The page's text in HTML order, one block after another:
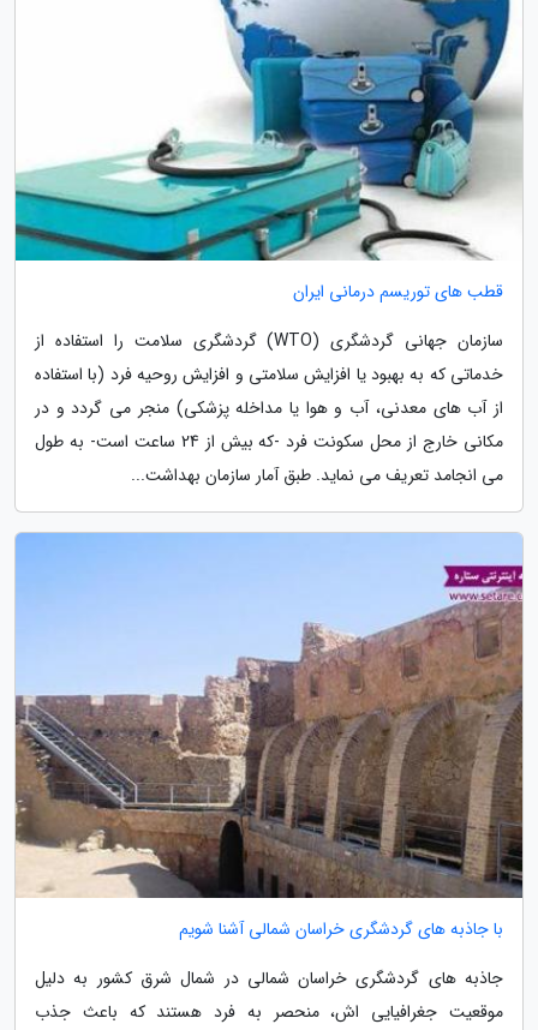
قطب های توریسم درمانی ایران
سازمان جهانی گردشگری (WTO) گردشگری سلامت را استفاده از
خدماتی که به بهبود یا افزایش سلامتی و افزایش روحیه فرد (با استفاده
از آب های معدنی، آب و هوا یا مداخله پزشکی) منجر می گردد و در
مکانی خارج از محل سکونت فرد -که بیش از 24 ساعت است- به طول
می انجامد تعریف می نماید. طبق آمار سازمان بهداشت...
با جاذبه های گردشگری خراسان شمالی آشنا شویم
جاذبه های گردشگری خراسان شمالی در شمال شرق کشور به دلیل
موقعیت جغرافیایی اش، منحصر به فرد هستند که باعث جذب